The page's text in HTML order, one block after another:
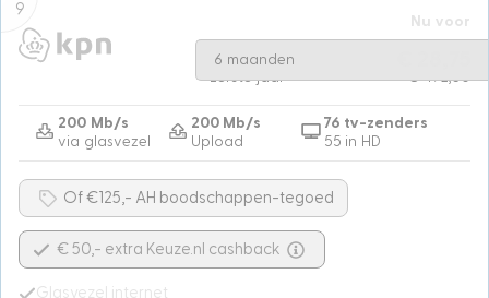
9
200 Mb/s
via glasvezel
200 Mb/s
Upload
76 tv-zenders
55 in HD
Nu voor
6 maanden
Eerste jaar
€ 492,50
€ 50,- extra Keuze.nl cashback
Glasvezel internet
Of €125,- AH boodschappen-tegoed